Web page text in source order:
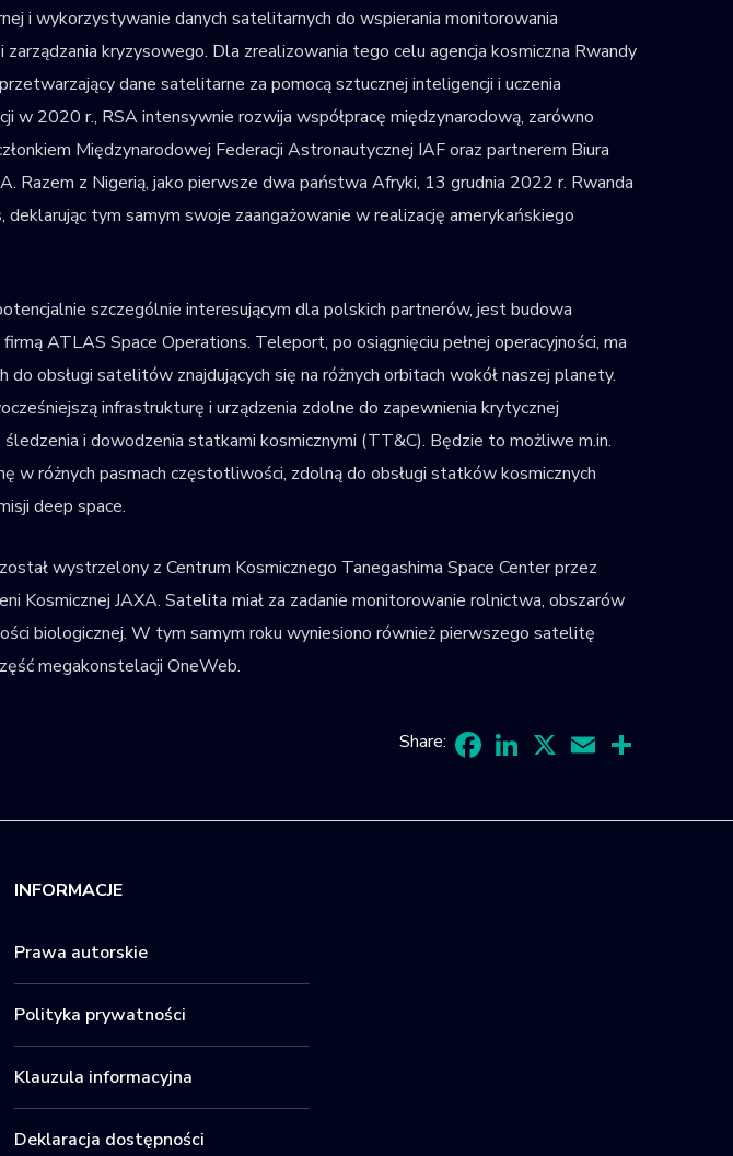
i wykorzystywanie danych satelitarnych do wspierania monitorowania
kryzysowego. Dla zrealizowania tego celu agencja kosmiczna Rwandy
dane satelitarne za pomocą sztucznej inteligencji i uczenia
w 2020 r., RSA intensywnie rozwija współpracę międzynarodową, zarówno
Międzynarodowej Federacji Astronautycznej IAF oraz partnerem Biura
Razem z Nigerią, jako pierwsze dwa państwa Afryki, 13 grudnia 2022 r. Rwanda
tym samym swoje zaangażowanie w realizację amerykańskiego
szczególnie interesującym dla polskich partnerów, jest budowa
ATLAS Space Operations. Teleport, po osiągnięciu pełnej operacyjności, ma
do obsługi satelitów znajdujących się na różnych orbitach wokół naszej planety.
infrastrukturę i urządzenia zdolne do zapewnienia krytycznej
i dowodzenia statkami kosmicznymi (TT&C). Będzie to możliwe m.in.
w różnych pasmach częstotliwości, zdolną do obsługi statków kosmicznych
deep space.
wystrzelony z Centrum Kosmicznego Tanegashima Space Center przez
Kosmicznej JAXA. Satelita miał za zadanie monitorowanie rolnictwa, obszarów
biologicznej. W tym samym roku wyniesiono również pierwszego satelitę
megakonstelacji OneWeb.
Share:
INFORMACJE
Prawa autorskie
Polityka prywatności
Klauzula informacyjna
Deklaracja dostępności